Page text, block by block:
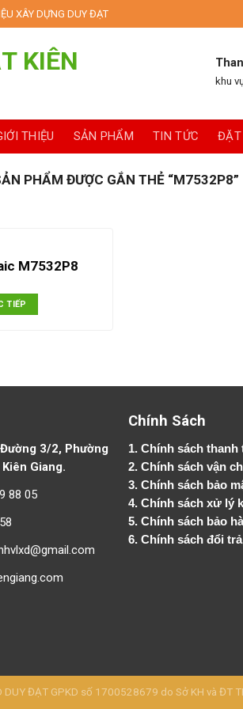
XÂY DỰNG DUY ĐẠT
khu
THIỆU SẢN PHẨM TIN TỨC ĐẶT
PHẨM ĐƯỢC GẮN THẺ “M7532P8”
M7532P8
TIẾP
3/2, Phường
Giang.
88 05
Chính Sách
1.Chính sách thanh
2.Chính sách vận
3. Chính sách bảo
4.Chính sách xử lý
5.Chính sách bảo
6.Chính sách đổi
DUY ĐẠT GPKD số 1700528679 do Sở KH và